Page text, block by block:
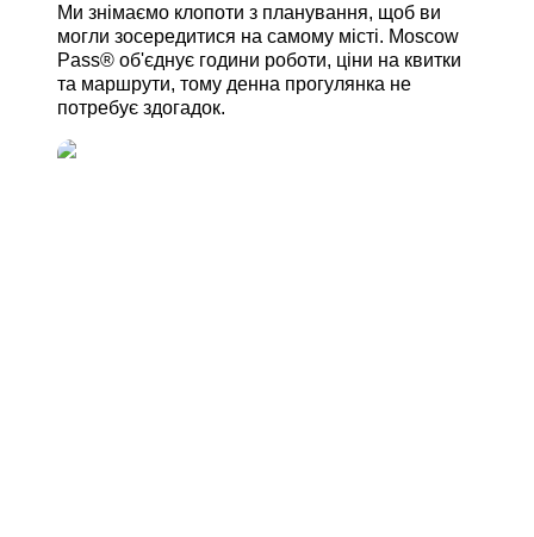
Ми знімаємо клопоти з планування, щоб ви
могли зосередитися на самому місті. Moscow
Pass® об'єднує години роботи, ціни на квитки
та маршрути, тому денна прогулянка не
потребує здогадок.